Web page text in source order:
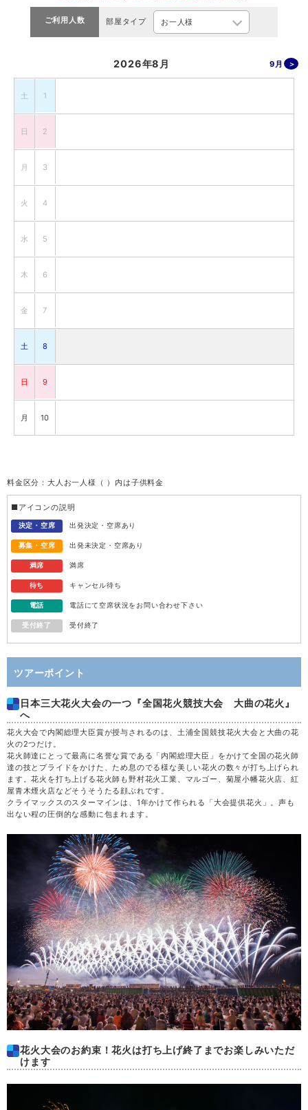
ご利用人数 部屋タイプ
2026年8月 9月
土 1
日 2
月 3
火 4
水 5
木 6
金 7
土 8
日 9
月 10
水 12
木 13
金 14
日 16
月 17
火 18
水 19
木 20
金 21
23
月 24
火 25
水 26
木 27
金 28
料金区分：大人お一人様（ ）内は子供料金
■アイコンの説明
決定・空席 出発決定・空席あり
募集・空席 出発未決定・空席あり
満席 満席
待ち キャンセル待ち
電話 電話にて空席状況をお問い合わせ下さい
受付終了 受付終了
ツアーポイント
日本三大花火大会の一つ『全国花火競技大会 大曲の花火』
へ
花火大会で内閣総理大臣賞が授与されるのは、土浦全国競技花火大会と大曲の花
火の2つだけ。
花火師達にとって最高に名誉な賞である「内閣総理大臣」をかけて全国の花火師
達の技とプライドをかけた、ため息のでる様な美しい花火の数々が打ち上げられ
ます。花火を打ち上げる花火師も野村花火工業、マルゴー、菊屋小幡花火店、紅
屋青木煙火店などそうそうたる顔ぶれです。
クライマックスのスターマインは、1年かけて作られる「大会提供花火」。声も
出ない程の圧倒的な感動に包まれます。
花火大会のお約束！花火は打ち上げ終了までお楽しみいただ
けます